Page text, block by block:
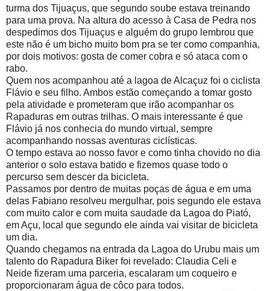
turma dos Tijuaçus, que segundo soube estava treinando
para uma prova. Na altura do acesso à Casa de Pedra nos
despedimos dos Tijuaçus e alguém do grupo lembrou que
este não é um bicho muito bom pra se ter como companhia,
por dois motivos: gosta de comer cobra e só ataca com o
rabo.
Quem nos acompanhou até a lagoa de Alcaçuz foi o ciclista
Flávio e seu filho. Ambos estão começando a tomar gosto
pela atividade e prometeram que irão acompanhar os
Rapaduras em outras trilhas. O mais interessante é que
Flávio já nos conhecia do mundo virtual, sempre
acompanhando nossas aventuras ciclísticas.
O tempo estava ao nosso favor e como tinha chovido no dia
anterior o solo estava batido e fizemos quase todo o
percurso sem descer da bicicleta.
Passamos por dentro de muitas poças de água e em uma
delas Fabiano resolveu mergulhar, pois segundo ele estava
com muito calor e com muita saudade da Lagoa do Piató,
em Açu, local que segundo ele ainda vai visitar de bicicleta
um dia.
Quando chegamos na entrada da Lagoa do Urubu mais um
talento do Rapadura Biker foi revelado: Claudia Celi e
Neide fizeram uma parceria, escalaram um coqueiro e
proporcionaram água de côco para todos.